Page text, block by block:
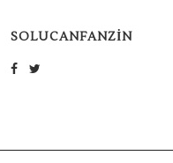
SOLUCANFANZIN